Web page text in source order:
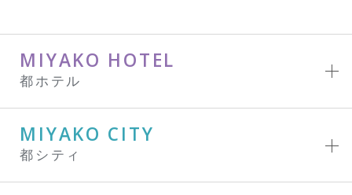
MIYAKO HOTEL
都ホテル
MIYAKO CITY
都シティ